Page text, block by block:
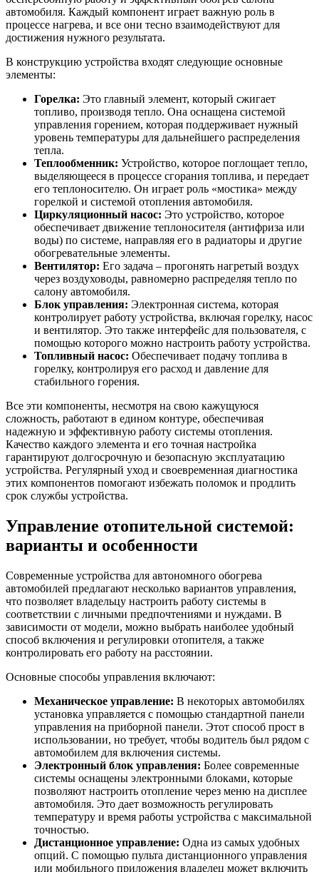
автомобиля. Каждый компонент играет важную роль в
процессе нагрева, и все они тесно взаимодействуют для
достижения нужного результата.
В конструкцию устройства входят следующие основные
элементы:
Горелка: Это главный элемент, который сжигает
топливо, производя тепло. Она оснащена системой
управления горением, которая поддерживает нужный
уровень температуры для дальнейшего распределения
тепла.
Теплообменник: Устройство, которое поглощает тепло,
выделяющееся в процессе сгорания топлива, и передает
его теплоносителю. Он играет роль «мостика» между
горелкой и системой отопления автомобиля.
Циркуляционный насос: Это устройство, которое
обеспечивает движение теплоносителя (антифриза или
воды) по системе, направляя его в радиаторы и другие
обогревательные элементы.
Вентилятор: Его задача – прогонять нагретый воздух
через воздуховоды, равномерно распределяя тепло по
салону автомобиля.
Блок управления: Электронная система, которая
контролирует работу устройства, включая горелку, насос
и вентилятор. Это также интерфейс для пользователя, с
помощью которого можно настроить работу устройства.
Топливный насос: Обеспечивает подачу топлива в
горелку, контролируя его расход и давление для
стабильного горения.
Все эти компоненты, несмотря на свою кажущуюся
сложность, работают в едином контуре, обеспечивая
надежную и эффективную работу системы отопления.
Качество каждого элемента и его точная настройка
гарантируют долгосрочную и безопасную эксплуатацию
устройства. Регулярный уход и своевременная диагностика
этих компонентов помогают избежать поломок и продлить
срок службы устройства.
Управление отопительной системой:
варианты и особенности
Современные устройства для автономного обогрева
автомобилей предлагают несколько вариантов управления,
что позволяет владельцу настроить работу системы в
соответствии с личными предпочтениями и нуждами. В
зависимости от модели, можно выбрать наиболее удобный
способ включения и регулировки отопителя, а также
контролировать его работу на расстоянии.
Основные способы управления включают:
Механическое управление: В некоторых автомобилях
установка управляется с помощью стандартной панели
управления на приборной панели. Этот способ прост в
использовании, но требует, чтобы водитель был рядом с
автомобилем для включения системы.
Электронный блок управления: Более современные
системы оснащены электронными блоками, которые
позволяют настроить отопление через меню на дисплее
автомобиля. Это дает возможность регулировать
температуру и время работы устройства с максимальной
точностью.
Дистанционное управление: Одна из самых удобных
опций. С помощью пульта дистанционного управления
или мобильного приложения владелец может включить